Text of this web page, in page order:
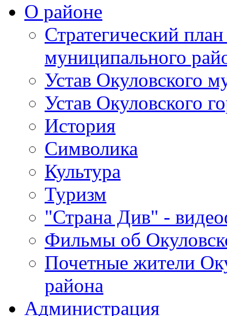
О районе
Стратегический
муниципального
Устав Окуловского
Устав Окуловского
История
Символика
Культура
Туризм
"Страна Див" -
Фильмы об
Почетные жители
района
Администрация